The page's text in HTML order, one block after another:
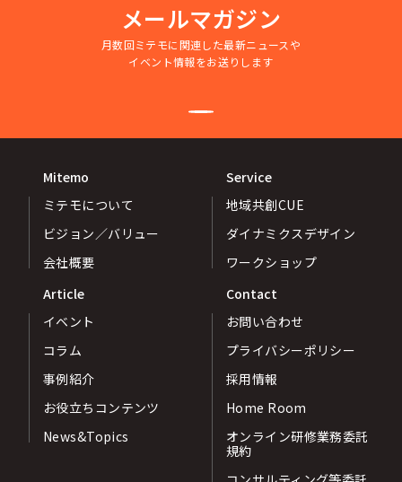
メールマガジン
月数回ミテモに関連した最新ニュースや
イベント情報をお送りします
Mitemo
ミテモについて
ビジョン／バリュー
会社概要
Service
地域共創CUE
ダイナミクスデザイン
ワークショップ
Article
イベント
コラム
事例紹介
お役立ちコンテンツ
News&Topics
Contact
お問い合わせ
プライバシーポリシー
採用情報
Home Room
オンライン研修業務委託
規約